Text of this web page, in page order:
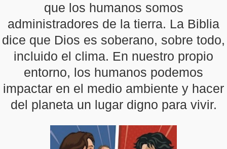
que los humanos somos
administradores de la tierra. La Biblia
dice que Dios es soberano, sobre todo,
incluido el clima. En nuestro propio
entorno, los humanos podemos
impactar en el medio ambiente y hacer
del planeta un lugar digno para vivir.